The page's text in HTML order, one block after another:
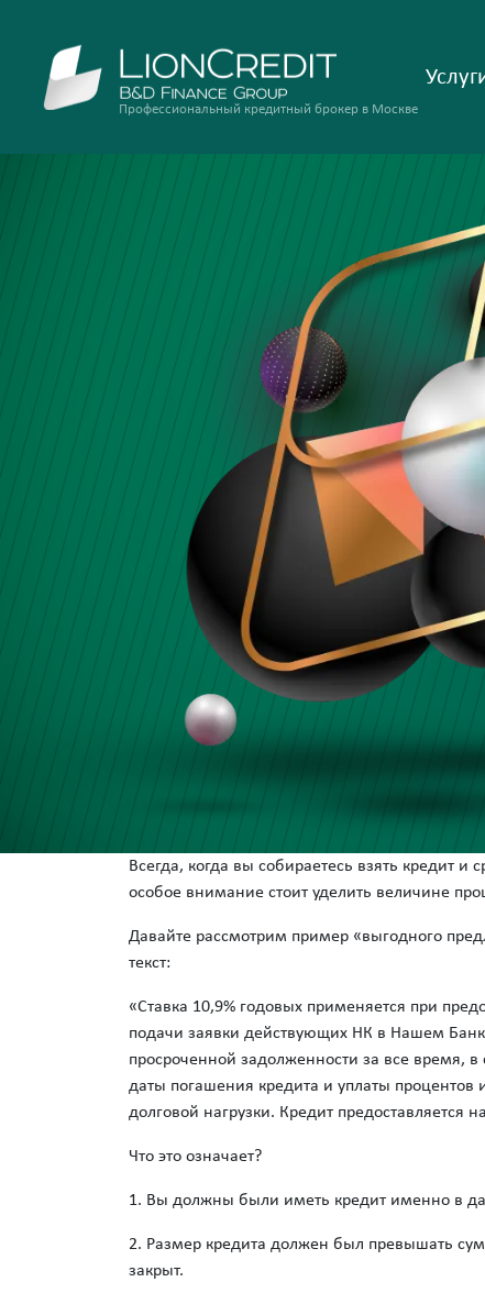
Профессиональный кредитный брокер в Москве
Всегда, когда вы собираетесь взять кредит
особое внимание стоит уделить величине
Давайте рассмотрим пример «выгодного
текст:
«Ставка 10,9% годовых применяется при
подачи заявки действующих НК в Нашем
просроченной задолженности за все время,
даты погашения кредита и уплаты процентов
долговой нагрузки. Кредит предоставляется
Что это означает?
1. Вы должны были иметь кредит именно в
2. Размер кредита должен был превышать
закрыт.